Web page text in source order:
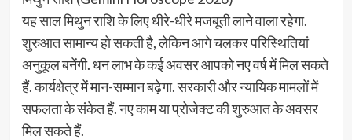
यह साल मिथुन राशि के लिए धीरे-धीरे मजबूती लाने वाला रहेगा.
शुरुआत सामान्य हो सकती है, लेकिन आगे चलकर परिस्थितियां
अनुकूल बनेंगी. धन लाभ के कई अवसर आपको नए वर्ष में मिल सकते
हैं. कार्यक्षेत्र में मान-सम्मान बढ़ेगा. सरकारी और न्यायिक मामलों में
सफलता के संकेत हैं. नए काम या प्रोजेक्ट की शुरुआत के अवसर
मिल सकते हैं.